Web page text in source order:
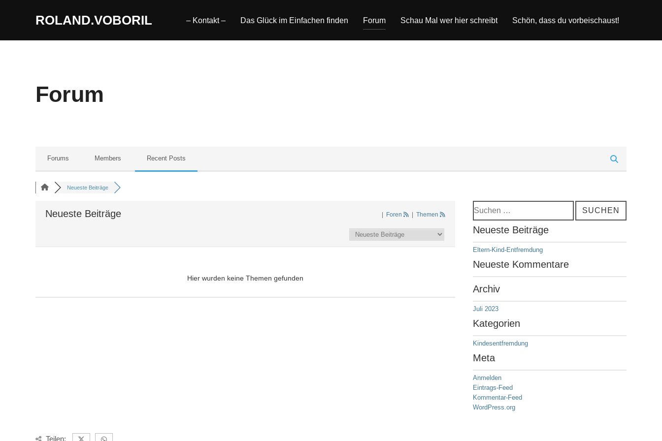
ROLAND.VOBORIL – Kontakt – Das Glück im Einfachen finden Forum Schau Mal wer hier schreibt Schön, dass du vorbeischaust!
Forum
Forums Members Recent Posts
Neueste Beiträge
Neueste Beiträge Foren Themen
Hier wurden keine Themen gefunden
Suchen
nach:
SUCHEN
Neueste Beiträge
Eltern-Kind-Entfremdung
Neueste Kommentare
Archiv
Juli 2023
Kategorien
Kindesentfremdung
Meta
Anmelden
Eintrags-Feed
Kommentar-Feed
WordPress.org
Teilen: